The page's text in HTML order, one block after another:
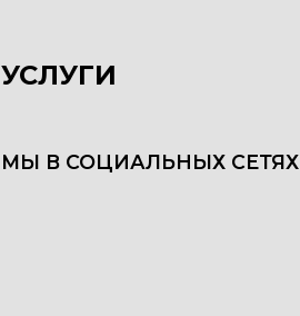
УСЛУГИ
МЫ В СОЦИАЛЬНЫХ СЕТЯХ